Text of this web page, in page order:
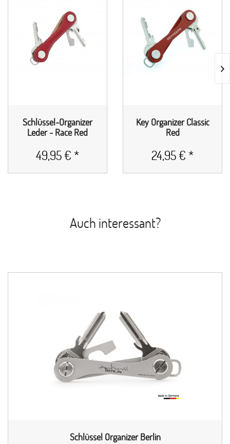
Schlüssel-Organizer
Leder - Race Red
49,95 € *
Key Organizer Classic
Red
24,95 € *
Auch interessant?
Schlüssel Organizer Berlin